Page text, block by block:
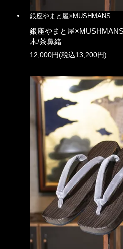
銀座やまと屋×MUSHMANS
銀座やまと屋
木/茶鼻緒
12,000円(税込13,200円)